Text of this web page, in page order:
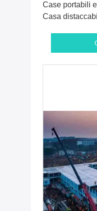
Case portabili
Casa